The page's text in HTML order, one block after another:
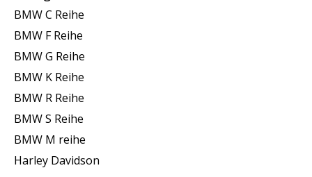
BMW C Reihe
BMW F Reihe
BMW G Reihe
BMW K Reihe
BMW R Reihe
BMW S Reihe
BMW M reihe
Harley Davidson